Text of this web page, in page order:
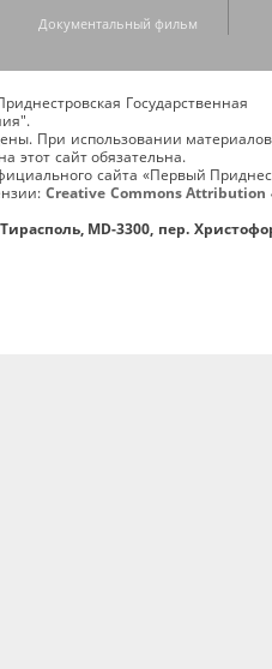
Документальный фильм
Государственная
При использовании
этот сайт обязательна.
сайта «Первый
Creative Commons Attribution
MD-3300, пер.